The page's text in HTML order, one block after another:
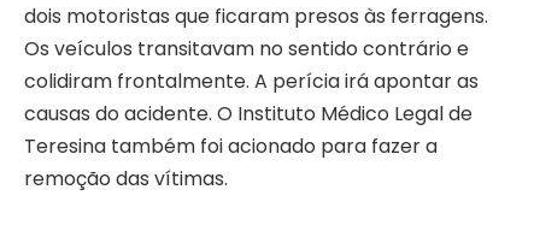
dois motoristas que ficaram presos às ferragens.
Os veículos transitavam no sentido contrário e
colidiram frontalmente. A perícia irá apontar as
causas do acidente. O Instituto Médico Legal de
Teresina também foi acionado para fazer a
remoção das vítimas.